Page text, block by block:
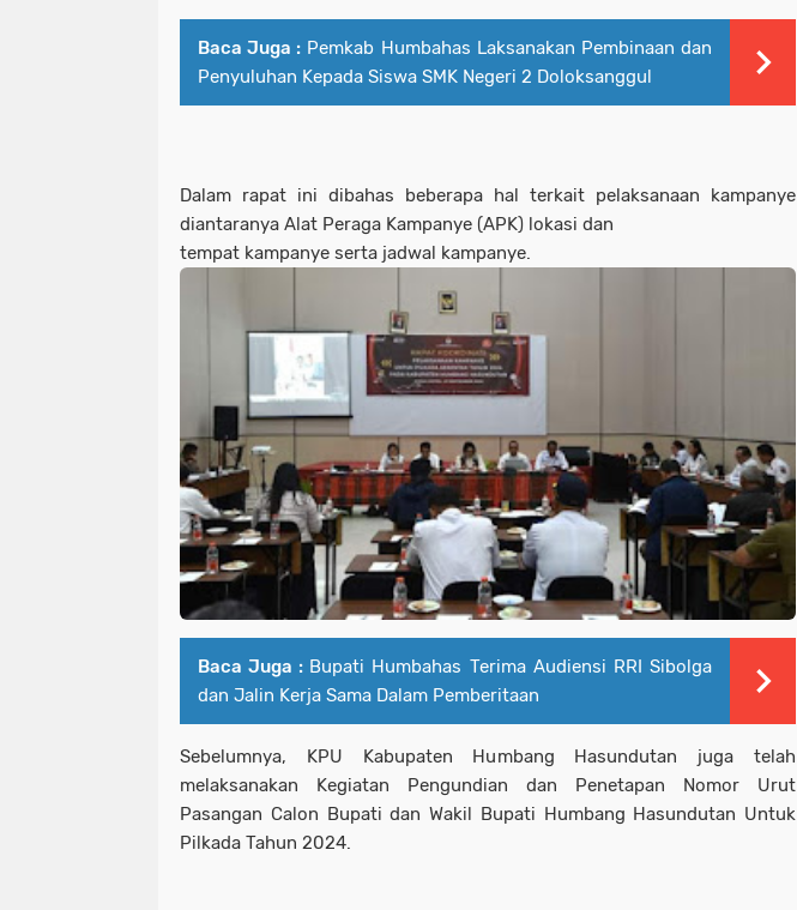
Baca Juga : Pemkab Humbahas Laksanakan Pembinaan dan
Penyuluhan Kepada Siswa SMK Negeri 2 Doloksanggul
Dalam rapat ini dibahas beberapa hal terkait pelaksanaan kampanye
diantaranya Alat Peraga Kampanye (APK) lokasi dan
tempat kampanye serta jadwal kampanye.
Baca Juga : Bupati Humbahas Terima Audiensi RRI Sibolga
dan Jalin Kerja Sama Dalam Pemberitaan
Sebelumnya, KPU Kabupaten Humbang Hasundutan juga telah
melaksanakan Kegiatan Pengundian dan Penetapan Nomor Urut
Pasangan Calon Bupati dan Wakil Bupati Humbang Hasundutan Untuk
Pilkada Tahun 2024.